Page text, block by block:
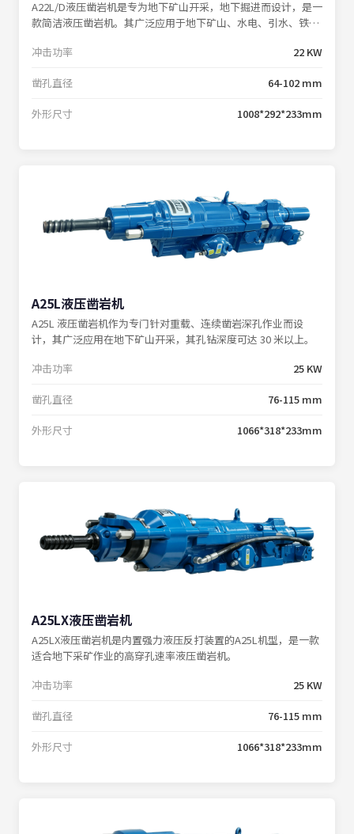
A22L/D液压凿岩机是专为地下矿山开采，地下掘进而设计，是一
款简洁液压凿岩机。其广泛应用于地下矿山、水电、引水、铁路
套。
冲击功率 22 KW
凿孔直径 64-102 mm
外形尺寸 1008*292*233mm
A25L液压凿岩机
A25L 液压凿岩机作为专门针对重载、连续凿岩深孔作业而设
计，其广泛应用在地下矿山开采，其孔钻深度可达 30 米以上。
冲击功率
25 KW
凿孔直径 76-115 mm
外形尺寸 1066*318*233mm
A25LX液压凿岩机
A25LX液压凿岩机是内置强力液压反打装置的A25L机型，是一款
适合地下采矿作业的高穿孔速率液压凿岩机。
冲击功率
25 KW
凿孔直径 76-115 mm
外形尺寸 1066*318*233mm